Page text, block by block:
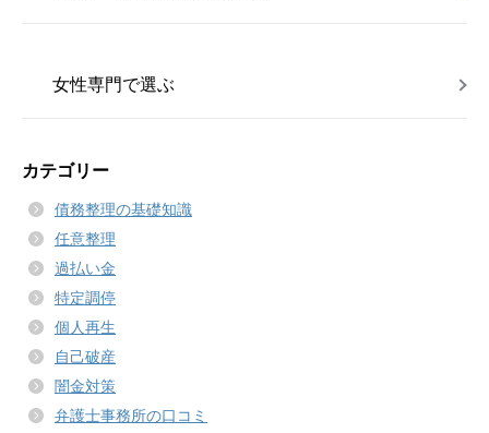
女性専門で選ぶ
カテゴリー
債務整理の基礎知識
任意整理
過払い金
特定調停
個人再生
自己破産
闇金対策
弁護士事務所の口コミ